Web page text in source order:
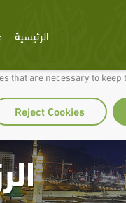
to make our site work well
that are necessary to
Reject Cookies
الرئيسية